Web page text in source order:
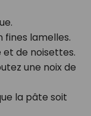
fines lamelles.
et de noisettes.
une noix de
la pâte soit